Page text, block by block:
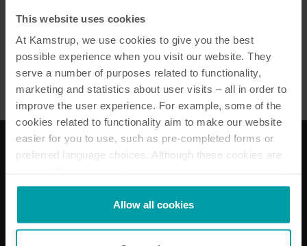
This website uses cookies
At Kamstrup, we use cookies to give you the best
possible experience when you visit our website. They
serve a number of purposes related to functionality,
marketing and statistics about user visits – all in order to
improve the user experience. For example, some of the
cookies related to functionality aim to make our website
easier for you to use, such as pre-completed forms or
preferred language choices. Although these cookies are
not be available without them.
Kamstrup makes use of third-party cookies. A third-party
cookie is installed by someone other than us, such as
Allow all cookies
graves. Puede enviar un informe sobre una inquietud
o sospecha, anónimo o con datos de contacto, a
través del portal de denunciantes de Kamstrup en el
siguiente enlace: El portal de denunciantes de
Kamstrup
Soluciones para electricidad
Soluciones para agua